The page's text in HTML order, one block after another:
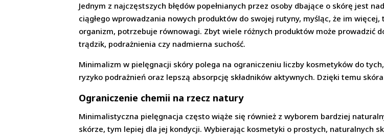
Jednym z najczęstszych błędów popełnianych przez osoby dbające o skórę jest
ciągłego wprowadzania nowych produktów do swojej rutyny, myśląc, że im
organizm, potrzebuje równowagi. Zbyt wiele różnych produktów może prowadzić
trądzik, podrażnienia czy nadmierna suchość.
Minimalizm w pielęgnacji skóry polega na ograniczeniu liczby kosmetyków do
ryzyko podrażnień oraz lepszą absorpcję składników aktywnych. Dzięki temu
Ograniczenie chemii na rzecz natury
Minimalistyczna pielęgnacja często wiąże się również z wyborem bardziej
skórze, tym lepiej dla jej kondycji. Wybierając kosmetyki o prostych, naturalnych